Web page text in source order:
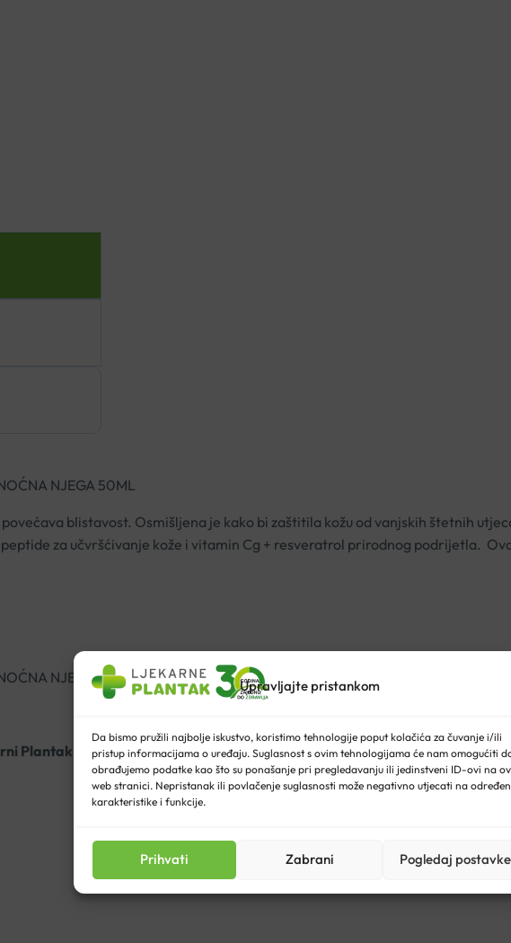
Upravljajte pristankom
Da bismo pružili najbolje iskustvo, koristimo tehnologije poput kolačića za čuvanje i/ili
pristup informacijama o uređaju. Suglasnost s ovim tehnologijama će nam omogućiti
obrađujemo podatke kao što su ponašanje pri pregledavanju ili jedinstveni ID-ovi na
web stranici. Nepristanak ili povlačenje suglasnosti može negativno utjecati na
karakteristike i funkcije.
Prihvati Zabrani Pogledaj postavke
NJEGA 50ML
blistavost. Osmišljena je kako bi zaštitila kožu od vanjskih štetnih
za učvršćivanje kože i vitamin Cg + resveratrol prirodnog podrijetla.
NJEGA 50ML
Plantak.